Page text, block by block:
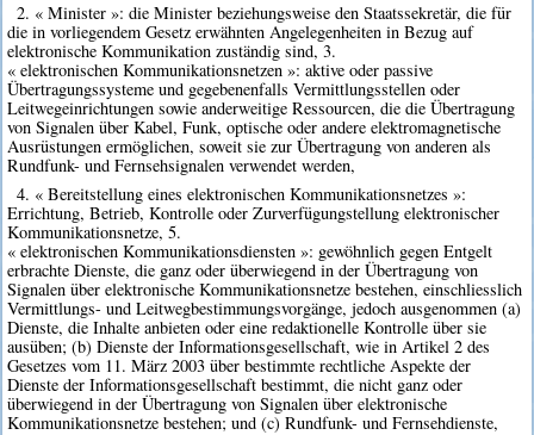
2. « Minister »: die Minister beziehungsweise den Staatssekretär, die für
die in vorliegendem Gesetz erwähnten Angelegenheiten in Bezug auf
elektronische Kommunikation zuständig sind, 3.
« elektronischen Kommunikationsnetzen »: aktive oder passive
Übertragungssysteme und gegebenenfalls Vermittlungsstellen oder
Leitwegeinrichtungen sowie anderweitige Ressourcen, die die Übertragung
von Signalen über Kabel, Funk, optische oder andere elektromagnetische
Ausrüstungen ermöglichen, soweit sie zur Übertragung von anderen als
Rundfunk- und Fernsehsignalen verwendet werden,
4. « Bereitstellung eines elektronischen Kommunikationsnetzes »:
Errichtung, Betrieb, Kontrolle oder Zurverfügungstellung elektronischer
Kommunikationsnetze, 5.
« elektronischen Kommunikationsdiensten »: gewöhnlich gegen Entgelt
erbrachte Dienste, die ganz oder überwiegend in der Übertragung von
Signalen über elektronische Kommunikationsnetze bestehen, einschliesslich
Vermittlungs- und Leitwegbestimmungsvorgänge, jedoch ausgenommen (a)
Dienste, die Inhalte anbieten oder eine redaktionelle Kontrolle über sie
ausüben; (b) Dienste der Informationsgesellschaft, wie in Artikel 2 des
Gesetzes vom 11. März 2003 über bestimmte rechtliche Aspekte der
Dienste der Informationsgesellschaft bestimmt, die nicht ganz oder
überwiegend in der Übertragung von Signalen über elektronische
Kommunikationsnetze bestehen; und (c) Rundfunk- und Fernsehdienste,